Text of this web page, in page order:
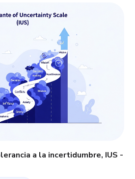
a la incertidumbre, IUS -